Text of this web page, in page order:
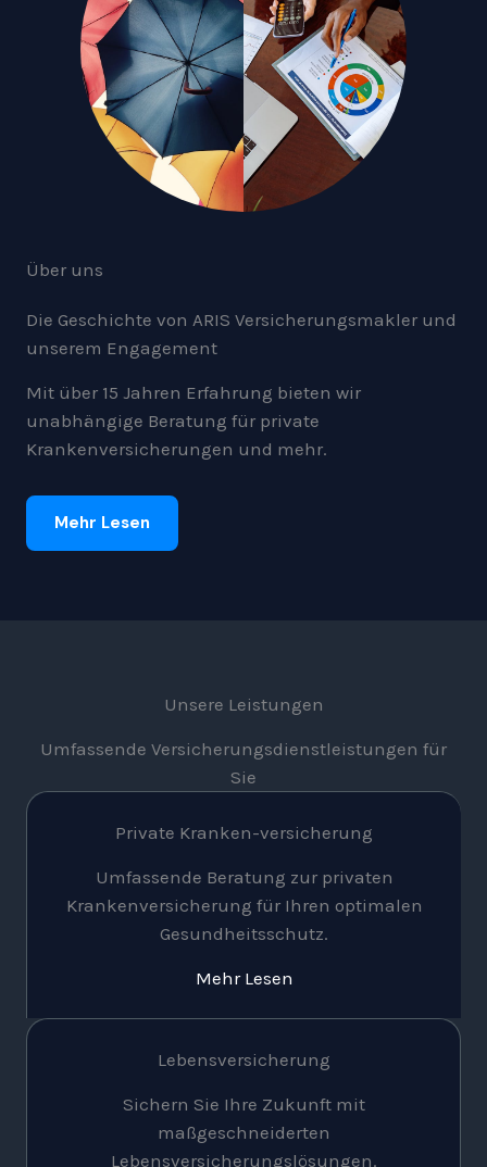
Über uns
Die Geschichte von ARIS Versicherungsmakler und
unserem Engagement
Mit über 15 Jahren Erfahrung bieten wir
unabhängige Beratung für private
Krankenversicherungen und mehr.
Mehr Lesen
Unsere Leistungen
Umfassende Versicherungsdienstleistungen für
Sie
Private Kranken-versicherung
Umfassende Beratung zur privaten
Krankenversicherung für Ihren optimalen
Gesundheitsschutz.
Mehr Lesen
Lebensversicherung
Sichern Sie Ihre Zukunft mit
maßgeschneiderten
Lebensversicherungslösungen.